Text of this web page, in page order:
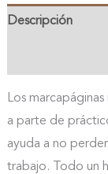
cristal
Descripción
Los
a parte de
ayuda a no
trabajo. Todo un